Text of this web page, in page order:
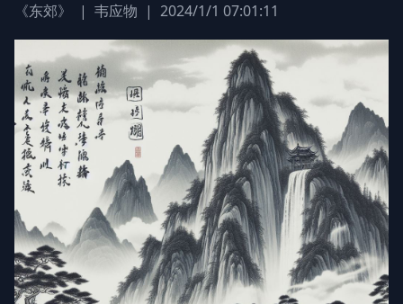
《东郊》 | 韦应物 | 2024/1/1 07:01:11